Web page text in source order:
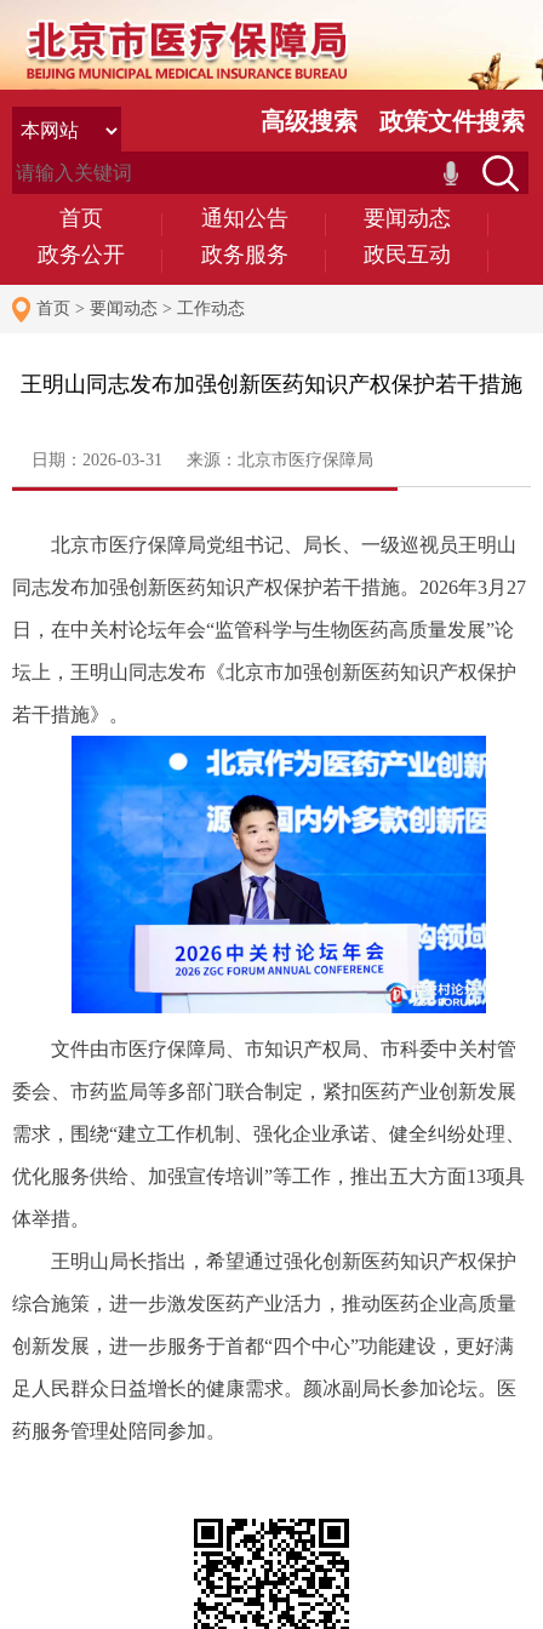
首页 通知公告
要闻动态
政务公开
政务服务 政民互动
高级搜索 政策文件搜索
首页 > 要闻动态 > 工作动态
王明山同志发布加强创新医药知识产权保护若干措施
日期：2026-03-31 来源：北京市医疗保障局
北京市医疗保障局党组书记、局长、一级巡视员王明山
同志发布加强创新医药知识产权保护若干措施。2026年3月27
日，在中关村论坛年会“监管科学与生物医药高质量发展”论
坛上，王明山同志发布《北京市加强创新医药知识产权保护
若干措施》。
文件由市医疗保障局、市知识产权局、市科委中关村管
委会、市药监局等多部门联合制定，紧扣医药产业创新发展
需求，围绕“建立工作机制、强化企业承诺、健全纠纷处理、
优化服务供给、加强宣传培训”等工作，推出五大方面13项具
体举措。
王明山局长指出，希望通过强化创新医药知识产权保护
综合施策，进一步激发医药产业活力，推动医药企业高质量
创新发展，进一步服务于首都“四个中心”功能建设，更好满
足人民群众日益增长的健康需求。颜冰副局长参加论坛。医
药服务管理处陪同参加。